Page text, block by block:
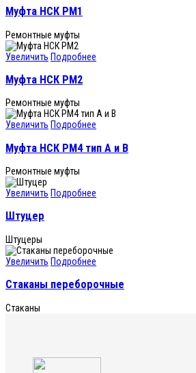
Муфта НСК РМ1
Ремонтные муфты
Увеличить Подробнее
Муфта НСК РМ2
Ремонтные муфты
Увеличить Подробнее
Муфта НСК РМ4 тип A и B
Ремонтные муфты
Увеличить Подробнее
Штуцер
Штуцеры
Увеличить Подробнее
Стаканы переборочные
Стаканы